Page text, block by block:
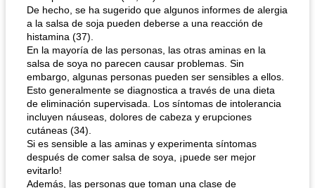
De hecho, se ha sugerido que algunos informes de alergia
a la salsa de soja pueden deberse a una reacción de
histamina (37).
En la mayoría de las personas, las otras aminas en la
salsa de soya no parecen causar problemas. Sin
embargo, algunas personas pueden ser sensibles a ellos.
Esto generalmente se diagnostica a través de una dieta
de eliminación supervisada. Los síntomas de intolerancia
incluyen náuseas, dolores de cabeza y erupciones
cutáneas (34).
Si es sensible a las aminas y experimenta síntomas
después de comer salsa de soya, ¡puede ser mejor
evitarlo!
Además, las personas que toman una clase de